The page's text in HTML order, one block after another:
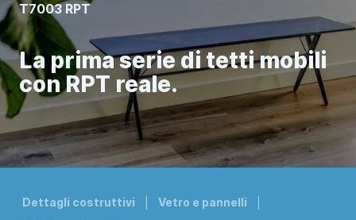
T7003 RPT
La prima serie di tetti mobili
con RPT reale.
Dettagli costruttivi
Vetro e pannelli